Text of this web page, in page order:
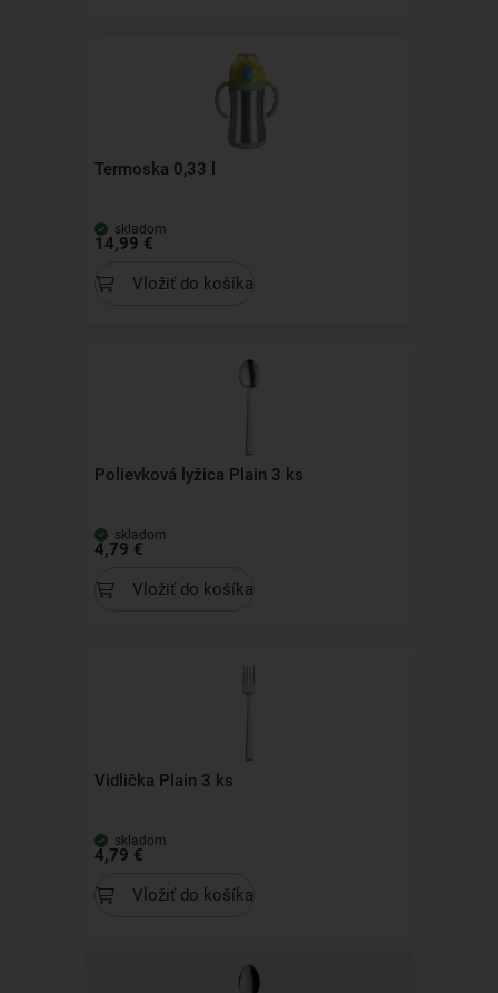
Termoska 0,33 l
skladom
14,99 €
Vložiť do košíka
Polievková lyžica Plain 3 ks
skladom
4,79 €
Vložiť do košíka
Vidlička Plain 3 ks
skladom
4,79 €
Vložiť do košíka